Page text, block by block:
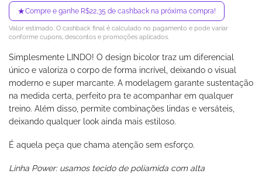
★Compre e ganhe R$22,35 de cashback na próxima compra!
Valor estimado. O cashback final é calculado no pagamento e pode variar
conforme cupons, descontos e promoções aplicados.
Simplesmente LINDO! O design bicolor traz um diferencial
único e valoriza o corpo de forma incrível, deixando o visual
moderno e super marcante. A modelagem garante sustentação
na medida certa, perfeito pra te acompanhar em qualquer
treino. Além disso, permite combinações lindas e versáteis,
deixando qualquer look ainda mais estiloso.
É aquela peça que chama atenção sem esforço.
Linha Power: usamos tecido de poliamida com alta